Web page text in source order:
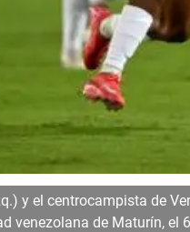
y el centrocampista de
venezolana de Maturín, el